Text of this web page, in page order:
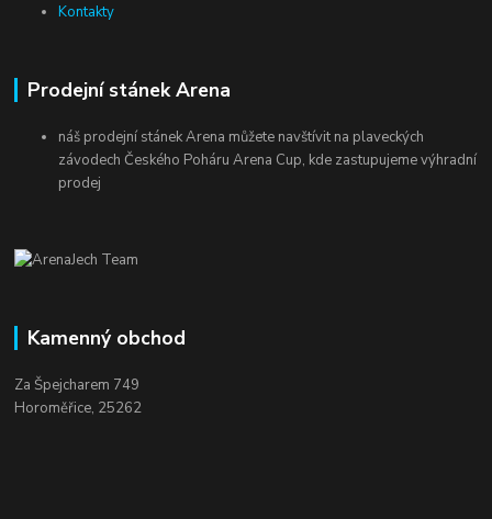
Kontakty
Prodejní stánek Arena
náš prodejní stánek Arena můžete navštívit na plaveckých
závodech Českého Poháru Arena Cup, kde zastupujeme výhradní
prodej
Kamenný obchod
Za Špejcharem 749
Horoměřice, 25262